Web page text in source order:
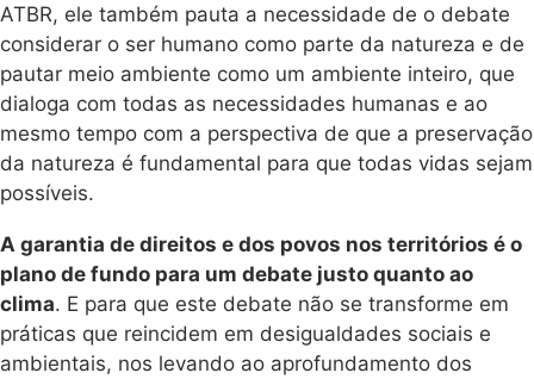
ATBR, ele também pauta a necessidade de o debate
considerar o ser humano como parte da natureza e de
pautar meio ambiente como um ambiente inteiro, que
dialoga com todas as necessidades humanas e ao
mesmo tempo com a perspectiva de que a preservação
da natureza é fundamental para que todas vidas sejam
possíveis.
A garantia de direitos e dos povos nos territórios é o
plano de fundo para um debate justo quanto ao
clima. E para que este debate não se transforme em
práticas que reincidem em desigualdades sociais e
ambientais, nos levando ao aprofundamento dos